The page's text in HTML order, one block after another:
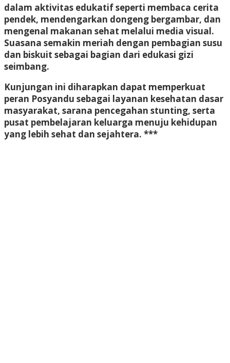
dalam aktivitas edukatif seperti membaca cerita
pendek, mendengarkan dongeng bergambar, dan
mengenal makanan sehat melalui media visual.
Suasana semakin meriah dengan pembagian susu
dan biskuit sebagai bagian dari edukasi gizi
seimbang.
Kunjungan ini diharapkan dapat memperkuat
peran Posyandu sebagai layanan kesehatan dasar
masyarakat, sarana pencegahan stunting, serta
pusat pembelajaran keluarga menuju kehidupan
yang lebih sehat dan sejahtera. ***